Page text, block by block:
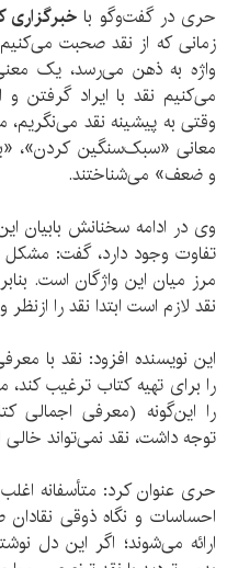
حری در گفت‌وگو با خبرگزاری
زمانی که از نقد صحبت
واژه به ذهن می‌رسد، یک
می‌کنیم نقد با ایراد گرفتن
وقتی به پیشینه نقد می‌نگریم،
معانی «سبک‌سنگین کردن»،
و ضعف» می‌شناختند.
وی در ادامه سخنانش بابیان
تفاوت وجود دارد، گفت:
مرز میان این واژگان است.
نقد لازم است ابتدا نقد را
این نویسنده افزود: نقد با
را برای تهیه کتاب ترغیب
را این‌گونه (معرفی اجمالی
توجه داشت، نقد نمی‌تواند خالی
حری عنوان کرد: متأسفانه
احساسات و نگاه ذوقی
ارائه می‌شوند؛ اگر این دل